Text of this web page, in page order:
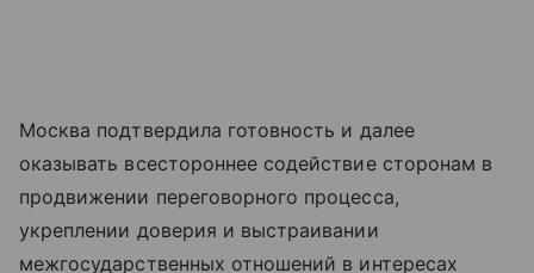
Москва подтвердила готовность и далее
оказывать всестороннее содействие сторонам в
продвижении переговорного процесса,
укреплении доверия и выстраивании
межгосударственных отношений в интересах